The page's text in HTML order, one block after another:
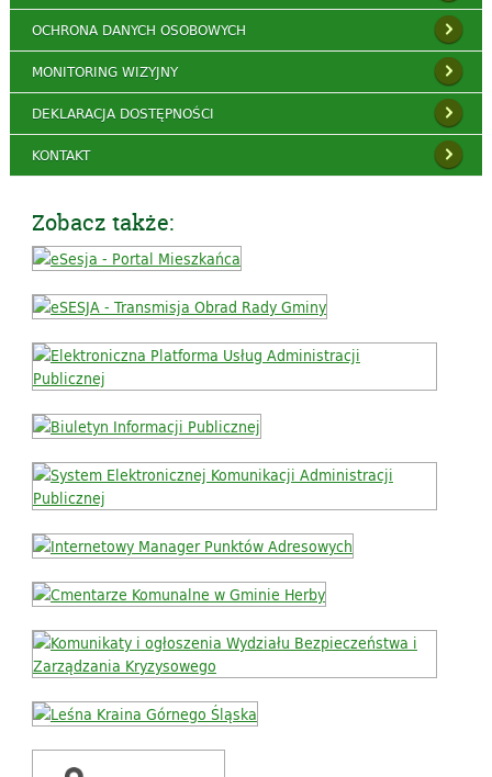
OCHRONA DANYCH OSOBOWYCH
MONITORING WIZYJNY
DEKLARACJA DOSTĘPNOŚCI
KONTAKT
Zobacz także: